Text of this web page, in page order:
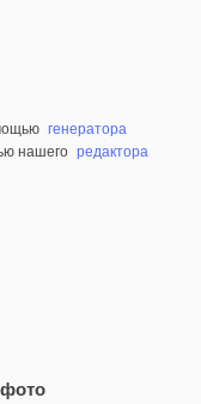
генератора
нашего редактора